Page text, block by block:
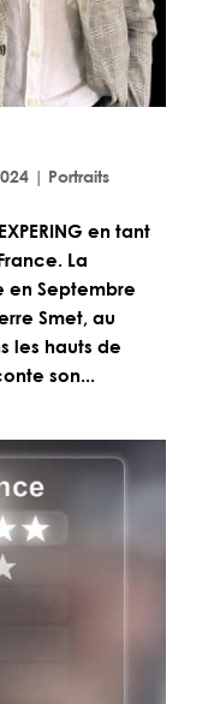
| Portraits
en tant
La
en Septembre
Smet, au
les hauts de
son...